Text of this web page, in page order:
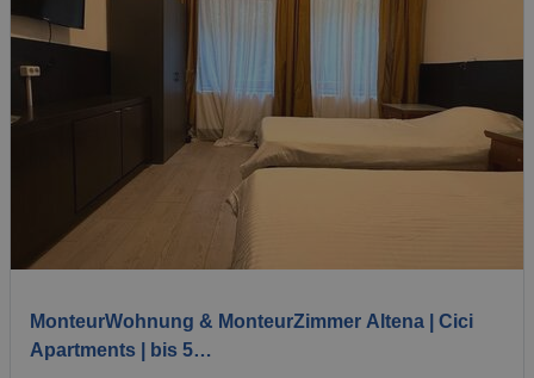
MonteurWohnung & MonteurZimmer Altena | Cici
Apartments | bis 5…